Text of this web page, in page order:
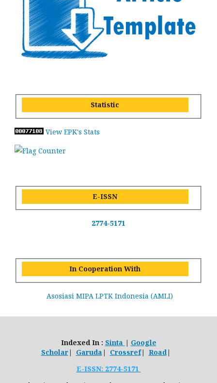
Statistic
View EPK's Stats
E-ISSN
2774-5171
In Cooperation With
Asosiasi MIPA LPTK Indonesia (AMLI)
Indexed In : Sinta | Google
Scholar| Garuda | Crossref| Road|
E-ISSN: 2774-5171